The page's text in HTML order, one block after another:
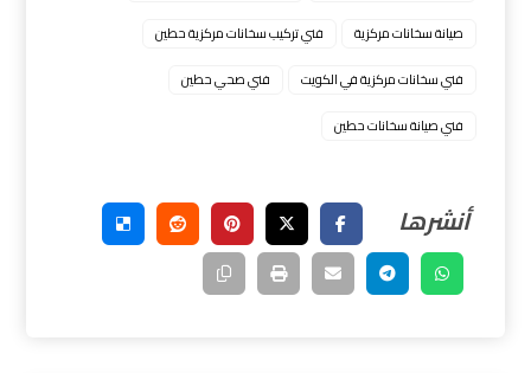
صيانة سخانات مركزية
فني تركيب سخانات مركزية حطين
فني سخانات مركزية في الكويت
فني صحي حطين
فني صيانة سخانات حطين